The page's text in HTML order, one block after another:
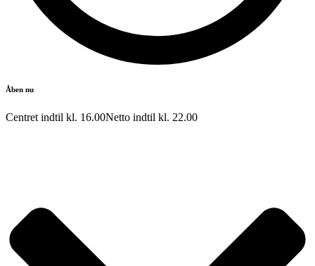
Åben nu
Centret indtil kl. 16.00Netto indtil kl. 22.00